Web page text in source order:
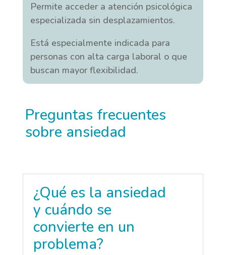
Permite acceder a atención psicológica
especializada sin desplazamientos.
Está especialmente indicada para
personas con alta carga laboral o que
buscan mayor flexibilidad.
Preguntas frecuentes
sobre ansiedad
¿Qué es la ansiedad
y cuándo se
convierte en un
problema?